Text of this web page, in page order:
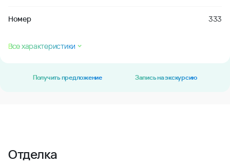
Номер 333
Все характеристики
Получить предложение Запись на экскурсию
Отделка